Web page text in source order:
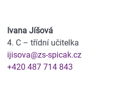
Ivana Jíšová
4. C – třídní učitelka
ijisova@zs-spicak.cz
+420 487 714 843